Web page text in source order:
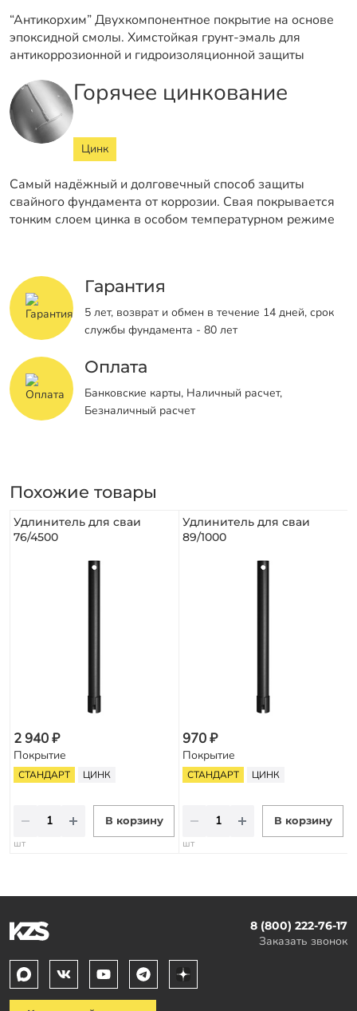
“Антикорхим” Двухкомпонентное покрытие на основе
эпоксидной смолы. Химстойкая грунт-эмаль для
антикоррозионной и гидроизоляционной защиты
Горячее цинкование
Цинк
Самый надёжный и долговечный способ защиты
свайного фундамента от коррозии. Свая покрывается
тонким слоем цинка в особом температурном режиме
Гарантия
5 лет, возврат и обмен в течение 14 дней, срок
службы фундамента - 80 лет
Оплата
Банковские карты, Наличный расчет,
Безналичный расчет
Похожие товары
Удлинитель для сваи
76/4500
2 940 ₽
Покрытие
СТАНДАРТ ЦИНК
В корзину
шт
Удлинитель для сваи
89/1000
970 ₽
Покрытие
СТАНДАРТ ЦИНК
В корзину
шт
8 (800) 222-76-17
Заказать звонок